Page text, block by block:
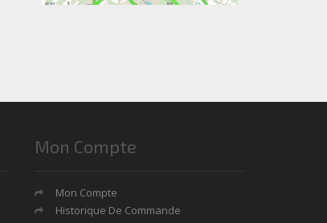
Mon Compte
Mon Compte
Historique De Commande